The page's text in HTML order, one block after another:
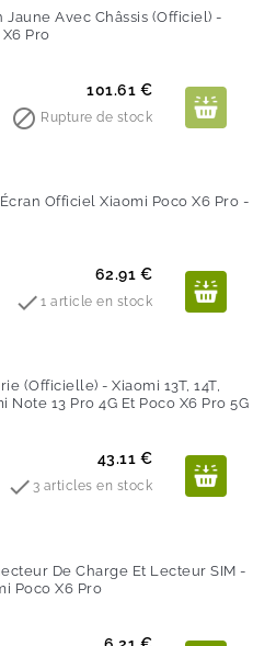
Jaune Avec Châssis (Officiel) -
Pro
Prix
101.61 €
 Rupture de stock
Officiel Xiaomi Poco X6 Pro -
Prix
62.91 €
1 article en stock
(Officielle) - Xiaomi 13T, 14T,
Note 13 Pro 4G Et Poco X6 Pro 5G
Prix
43.11 €
 3 articles en stock
De Charge Et Lecteur SIM -
Poco X6 Pro
Prix